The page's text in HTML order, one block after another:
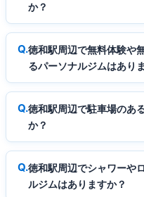
か？
徳和駅周辺で無料体験や
るパーソナルジムはあり
徳和駅周辺で駐車場のあ
か？
徳和駅周辺でシャワーや
ルジムはありますか？